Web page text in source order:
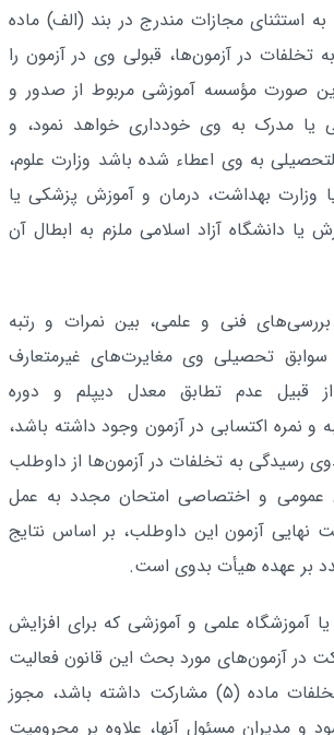
به استثنای مجازات مندرج در بند (الف) ماده
تخلفات در آزمون‌ها، قبولی وی در آزمون را
صورت مؤسسه آموزشی مربوط از صدور و
یا مدرک به وی خودداری خواهد نمود، و
به وی اعطاء شده باشد وزارت علوم،
وزارت بهداشت، درمان و آموزش پزشکی یا
یا دانشگاه آزاد اسلامی ملزم به ابطال آن
با بررسی‌های فنی و علمی، بین نمرات و رتبه
تحصیلی وی مغایرت‌های غیرمتعارف
قبیل عدم تطابق معدل دیپلم و دوره
و نمره اکتسابی در آزمون وجود داشته باشد،
رسیدگی به تخلفات در آزمون‌ها از داوطلب
و اختصاصی امتحان مجدد به عمل
نهایی آزمون این داوطلب، بر اساس نتایج
بر عهده هیأت بدوی است.
یا آموزشگاه علمی و آموزشی که برای افزایش
در آزمون‌های مورد بحث این قانون فعالیت
می‌کند، چنانچه در تخلفات ماده (۵) مشارکت داشته باشد، مجوز
و مدیران مسئول آنها، علاوه بر محرومیت